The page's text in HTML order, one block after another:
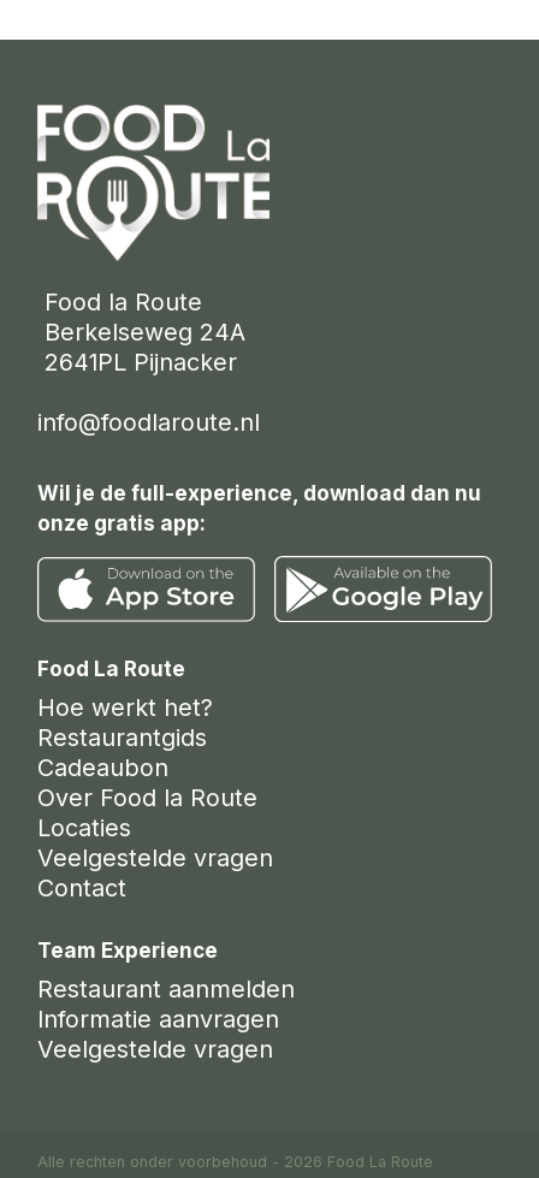
Food la Route
Berkelseweg 24A
2641PL Pijnacker
info@foodlaroute.nl
Wil je de full-experience, download dan nu
onze gratis app:
Food La Route
Hoe werkt het?
Restaurantgids
Cadeaubon
Over Food la Route
Locaties
Veelgestelde vragen
Contact
Team Experience
Restaurant aanmelden
Informatie aanvragen
Veelgestelde vragen
Alle rechten onder voorbehoud - 2026 Food La Route